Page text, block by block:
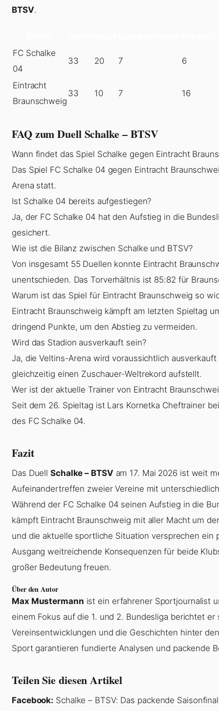
BTSV.
FC Schalke
04
33 20 7 6
Eintracht
Braunschweig
33 10 7 16
FAQ zum Duell Schalke – BTSV
Wann findet das Spiel Schalke gegen Eintracht
Das Spiel FC Schalke 04 gegen Eintracht
Arena statt.
Ist Schalke 04 bereits aufgestiegen?
Ja, der FC Schalke 04 hat den Aufstieg in die
gesichert.
Wie ist die Bilanz zwischen Schalke und BTSV?
Von insgesamt 55 Duellen konnte Eintracht
unentschieden. Das Torverhältnis ist 85:82 für
Warum ist das Spiel für Eintracht Braunschweig so
Eintracht Braunschweig kämpft am letzten Spieltag
dringend Punkte, um den Abstieg zu vermeiden.
Wird das Stadion ausverkauft sein?
Ja, die Veltins-Arena wird voraussichtlich
gleichzeitig einen Zuschauer-Weltrekord aufstellt.
Wer ist der aktuelle Trainer von Eintracht
Seit dem 26. Spieltag ist Lars Kornetka Cheftrainer
des FC Schalke 04.
Fazit
Das Duell Schalke – BTSV am 17. Mai 2026 ist weit
Aufeinandertreffen zweier Vereine mit
Während der FC Schalke 04 seinen Aufstieg in die
kämpft Eintracht Braunschweig mit aller Macht um
und die aktuelle sportliche Situation versprechen ein
Ausgang weitreichende Konsequenzen für beide
großer Bedeutung freuen.
Über den Autor
Max Mustermann ist ein erfahrener Sportjournalist
einem Fokus auf die 1. und 2. Bundesliga berichtet
Vereinsentwicklungen und die Geschichten hinter
Sport garantieren fundierte Analysen und packende
Teilen Sie diesen Artikel
Facebook: Schalke – BTSV: Das packende